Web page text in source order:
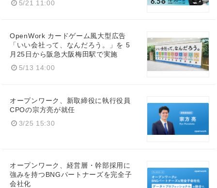
5/21 11:00
OpenWork カードゲーム風大型広告
「いい会社って、なんだろう。」を 5
月25日から阪急大阪梅田駅で実施
5/13 14:00
オープンワーク、新取締役に執行役員
CPOの宗方亮が就任
3/25 15:30
オープンワーク、経営層・幹部採用に
強みを持つBNGパートナーズを完全子
会社化